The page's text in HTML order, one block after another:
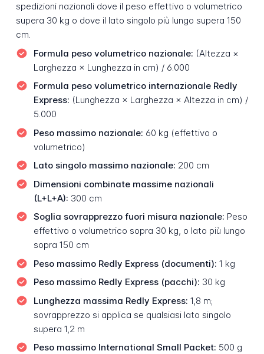
spedizioni nazionali dove il peso effettivo o volumetrico
supera 30 kg o dove il lato singolo più lungo supera 150
cm.
Formula peso volumetrico nazionale: (Altezza ×
Larghezza × Lunghezza in cm) / 6.000
Formula peso volumetrico internazionale Redly
Express: (Lunghezza × Larghezza × Altezza in cm) /
5.000
Peso massimo nazionale: 60 kg (effettivo o
volumetrico)
Lato singolo massimo nazionale: 200 cm
Dimensioni combinate massime nazionali
(L+L+A): 300 cm
Soglia sovrapprezzo fuori misura nazionale: Peso
effettivo o volumetrico sopra 30 kg, o lato più lungo
sopra 150 cm
Peso massimo Redly Express (documenti): 1 kg
Peso massimo Redly Express (pacchi): 30 kg
Lunghezza massima Redly Express: 1,8 m;
sovrapprezzo si applica se qualsiasi lato singolo
supera 1,2 m
Peso massimo International Small Packet: 500 g